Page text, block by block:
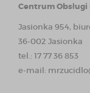
Centrum
Jasionka 954,
36-002 Jasionka
tel.: 17 77 36 853
e-mail: